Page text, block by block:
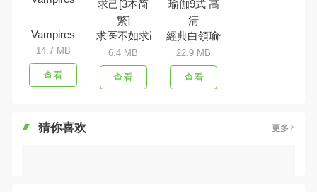
Vampires
14.7 MB
查看
求医不如求己[3本简繁]
6.4 MB
查看
經典白領瑜伽9式 高清
22.9 MB
查看
猜你喜欢 更多